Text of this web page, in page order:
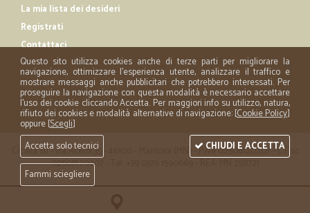
La mia lista dei desideri
Registrati
Contattaci
Cicalia srl - via Acerbi 35 - 46100 - Mantova (MN) - P.iva 02508120207 - C.Fisc
02508120207 - Tel. +39 0376 1590669 - REA: MN 258721
Questo sito utilizza cookies anche di terze parti per migliorare la
navigazione, ottimizzare l'esperienza utente, analizzare il traffico e
mostrare messaggi anche pubblicitari che potrebbero interessati. Per
proseguire la navigazione con questa modalità è necessario accettare
l'uso dei cookie cliccando Accetta. Per maggiori info su utilizzo, natura,
rifiuto dei cookies e modalità alternative di navigazione: [Cookie Policy]
oppure [Scegli]
Accetta solo tecnici
Fammi sciegliere
CHIUDI E ACCETTA